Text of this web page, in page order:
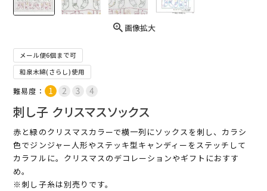
画像拡大
メール便6個まで可
和泉木綿(さらし)使用
難易度：
刺し子 クリスマスソックス
赤と緑のクリスマスカラーで横一列にソックスを刺し、カラシ
色でジンジャー人形やステッキ型キャンディーをステッチして
カラフルに。クリスマスのデコレーションやギフトにおすす
め。
※刺し子糸は別売りです。